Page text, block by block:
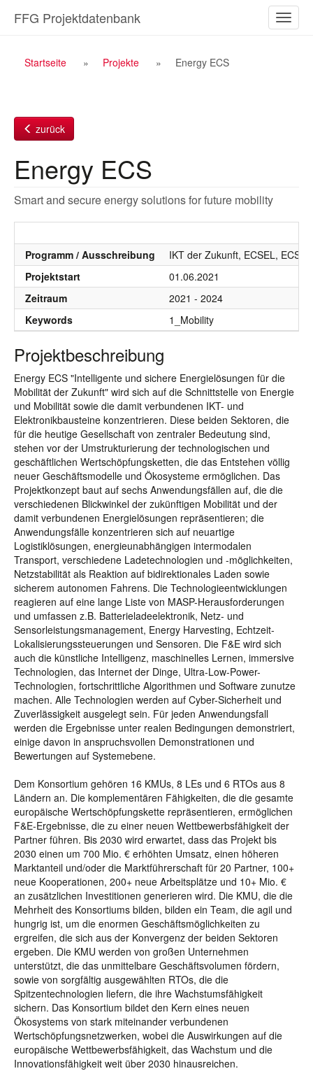
Inhalt
ein-/
FFG Projektdatenbank
Breadcrumb
Startseite Projekte Energy ECS
zurück
Energy ECS
Smart and secure energy solutions for future mobility
Programm / Ausschreibung
IKT der Zukunft, ECSEL,
Projektstart
01.06.2021
Zeitraum
2021 - 2024
Keywords
1_Mobility
Projektbeschreibung
Energy ECS "Intelligente und sichere Energielösungen für die
Mobilität der Zukunft" wird sich auf die Schnittstelle von Energie
und Mobilität sowie die damit verbundenen IKT- und
Elektronikbausteine konzentrieren. Diese beiden Sektoren, die
für die heutige Gesellschaft von zentraler Bedeutung sind,
stehen vor der Umstrukturierung der technologischen und
geschäftlichen Wertschöpfungsketten, die das Entstehen völlig
neuer Geschäftsmodelle und Ökosysteme ermöglichen. Das
Projektkonzept baut auf sechs Anwendungsfällen auf, die die
verschiedenen Blickwinkel der zukünftigen Mobilität und der
damit verbundenen Energielösungen repräsentieren; die
Anwendungsfälle konzentrieren sich auf neuartige
Logistiklösungen, energieunabhängigen intermodalen
Transport, verschiedene Ladetechnologien und -möglichkeiten,
Netzstabilität als Reaktion auf bidirektionales Laden sowie
sicherem autonomen Fahrens. Die Technologieentwicklungen
reagieren auf eine lange Liste von MASP-Herausforderungen
und umfassen z.B. Batterieladeelektronik, Netz- und
Sensorleistungsmanagement, Energy Harvesting, Echtzeit-
Lokalisierungssteuerungen und Sensoren. Die F&E wird sich
auch die künstliche Intelligenz, maschinelles Lernen, immersive
Technologien, das Internet der Dinge, Ultra-Low-Power-
Technologien, fortschrittliche Algorithmen und Software zunutze
machen. Alle Technologien werden auf Cyber-Sicherheit und
Zuverlässigkeit ausgelegt sein. Für jeden Anwendungsfall
werden die Ergebnisse unter realen Bedingungen demonstriert,
einige davon in anspruchsvollen Demonstrationen und
Bewertungen auf Systemebene.
Dem Konsortium gehören 16 KMUs, 8 LEs und 6 RTOs aus 8
Ländern an. Die komplementären Fähigkeiten, die die gesamte
europäische Wertschöpfungskette repräsentieren, ermöglichen
F&E-Ergebnisse, die zu einer neuen Wettbewerbsfähigkeit der
Partner führen. Bis 2030 wird erwartet, dass das Projekt bis
2030 einen um 700 Mio. € erhöhten Umsatz, einen höheren
Marktanteil und/oder die Marktführerschaft für 20 Partner, 100+
neue Kooperationen, 200+ neue Arbeitsplätze und 10+ Mio. €
an zusätzlichen Investitionen generieren wird. Die KMU, die die
Mehrheit des Konsortiums bilden, bilden ein Team, die agil und
hungrig ist, um die enormen Geschäftsmöglichkeiten zu
ergreifen, die sich aus der Konvergenz der beiden Sektoren
ergeben. Die KMU werden von großen Unternehmen
unterstützt, die das unmittelbare Geschäftsvolumen fördern,
sowie von sorgfältig ausgewählten RTOs, die die
Spitzentechnologien liefern, die ihre Wachstumsfähigkeit
sichern. Das Konsortium bildet den Kern eines neuen
Ökosystems von stark miteinander verbundenen
Wertschöpfungsnetzwerken, wobei die Auswirkungen auf die
europäische Wettbewerbsfähigkeit, das Wachstum und die
Innovationsfähigkeit weit über 2030 hinausreichen.